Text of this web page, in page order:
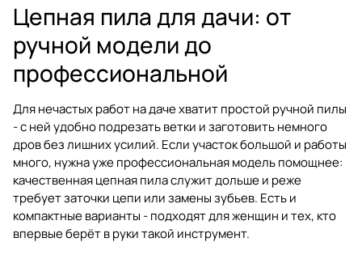
Цепная пила для дачи: от
ручной модели до
профессиональной
Для нечастых работ на даче хватит простой ручной пилы
- с ней удобно подрезать ветки и заготовить немного
дров без лишних усилий. Если участок большой и работы
много, нужна уже профессиональная модель помощнее:
качественная цепная пила служит дольше и реже
требует заточки цепи или замены зубьев. Есть и
компактные варианты - подходят для женщин и тех, кто
впервые берёт в руки такой инструмент.